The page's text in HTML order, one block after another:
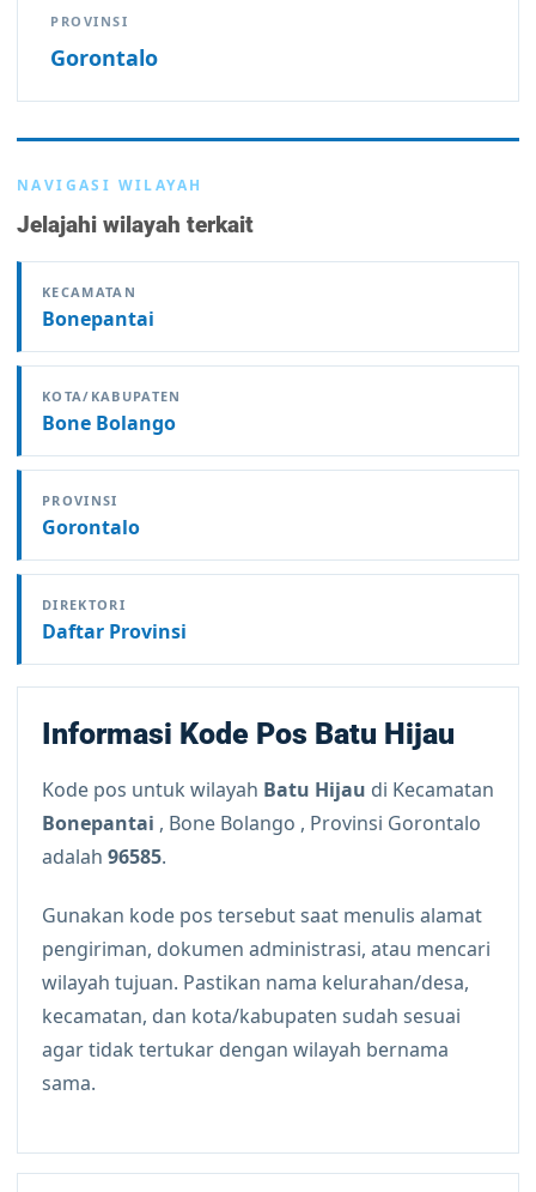
PROVINSI
Gorontalo
NAVIGASI WILAYAH
Jelajahi wilayah terkait
KECAMATAN
Bonepantai
KOTA/KABUPATEN
Bone Bolango
PROVINSI
Gorontalo
DIREKTORI
Daftar Provinsi
Informasi Kode Pos Batu Hijau
Kode pos untuk wilayah Batu Hijau di Kecamatan
Bonepantai , Bone Bolango , Provinsi Gorontalo
adalah 96585.
Gunakan kode pos tersebut saat menulis alamat
pengiriman, dokumen administrasi, atau mencari
wilayah tujuan. Pastikan nama kelurahan/desa,
kecamatan, dan kota/kabupaten sudah sesuai
agar tidak tertukar dengan wilayah bernama
sama.